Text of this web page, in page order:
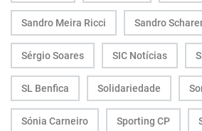
Sandro Meira Ricci Sandro
Sérgio Soares SIC Notícias
SL Benfica Solidariedade
Sónia Carneiro Sporting CP